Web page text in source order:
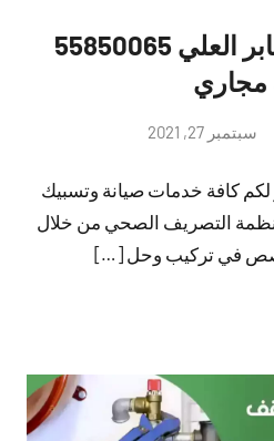
سباك فني صحي جابر العلي 55850065
سبتمبر 27, 2021
تعليقات
كافة خدمات صيانة وتسبيك
التصريف الصحي من خلال
في تركيب وحل […]